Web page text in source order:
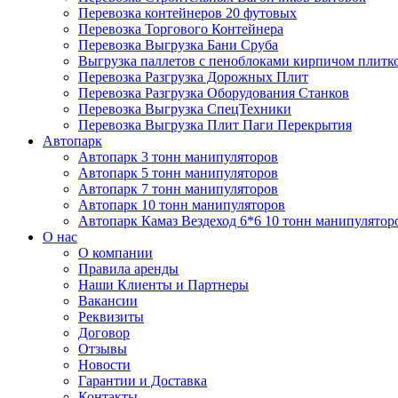
Перевозка контейнеров 20 футовых
Перевозка Торгового Контейнера
Перевозка Выгрузка Бани Сруба
Выгрузка паллетов с пеноблоками кирпичом
Перевозка Разгрузка Дорожных Плит
Перевозка Разгрузка Оборудования Станков
Перевозка Выгрузка СпецТехники
Перевозка Выгрузка Плит Паги Перекрытия
Автопарк
Автопарк 3 тонн манипуляторов
Автопарк 5 тонн манипуляторов
Автопарк 7 тонн манипуляторов
Автопарк 10 тонн манипуляторов
Автопарк Камаз Вездеход 6*6 10 тонн
О нас
О компании
Правила аренды
Наши Клиенты и Партнеры
Вакансии
Реквизиты
Договор
Отзывы
Новости
Гарантии и Доставка